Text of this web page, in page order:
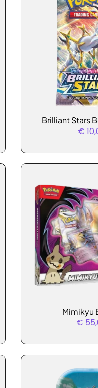
Brilliant Stars
€
Mimikyu
€